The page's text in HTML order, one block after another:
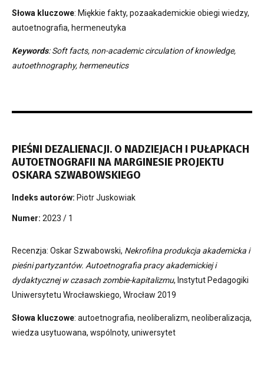
Słowa kluczowe: Miękkie fakty, pozaakademickie obiegi wiedzy,
autoetnografia, hermeneutyka
Keywords: Soft facts, non-academic circulation of knowledge,
autoethnography, hermeneutics
PIEŚNI DEZALIENACJI. O NADZIEJACH I PUŁAPKACH
AUTOETNOGRAFII NA MARGINESIE PROJEKTU
OSKARA SZWABOWSKIEGO
Indeks autorów: Piotr Juskowiak
Numer: 2023 / 1
Recenzja: Oskar Szwabowski, Nekrofilna produkcja akademicka i
pieśni partyzantów. Autoetnografia pracy akademickiej i
dydaktycznej w czasach zombie-kapitalizmu, Instytut Pedagogiki
Uniwersytetu Wrocławskiego, Wrocław 2019
Słowa kluczowe: autoetnografia, neoliberalizm, neoliberalizacja,
wiedza usytuowana, wspólnoty, uniwersytet